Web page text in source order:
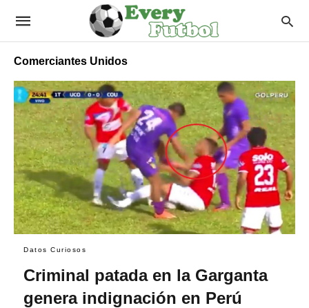
Comerciantes Unidos
Datos Curiosos
Criminal patada en la Garganta
genera indignación en Perú